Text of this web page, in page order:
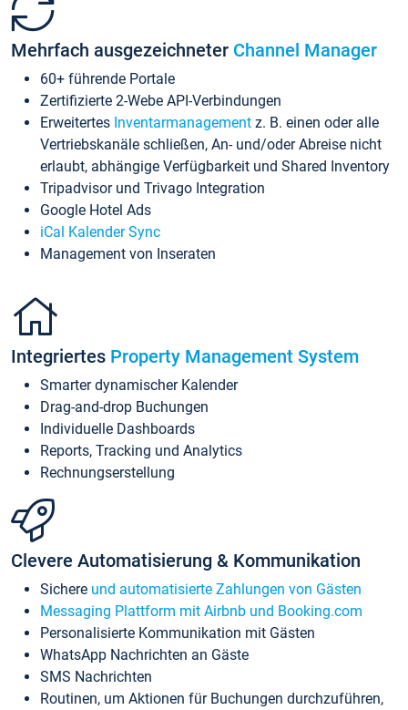
Mehrfach ausgezeichneter Channel Manager
60+ führende Portale
Zertifizierte 2-Webe API-Verbindungen
Erweitertes Inventarmanagement z. B. einen oder alle
Vertriebskanäle schließen, An- und/oder Abreise nicht
erlaubt, abhängige Verfügbarkeit und Shared Inventory
Tripadvisor und Trivago Integration
Google Hotel Ads
iCal Kalender Sync
Management von Inseraten
Integriertes Property Management System
Smarter dynamischer Kalender
Drag-and-drop Buchungen
Individuelle Dashboards
Reports, Tracking und Analytics
Rechnungserstellung
Clevere Automatisierung & Kommunikation
Sichere und automatisierte Zahlungen von Gästen
Messaging Plattform mit Airbnb und Booking.com
Personalisierte Kommunikation mit Gästen
WhatsApp Nachrichten an Gäste
SMS Nachrichten
Routinen, um Aktionen für Buchungen durchzuführen,